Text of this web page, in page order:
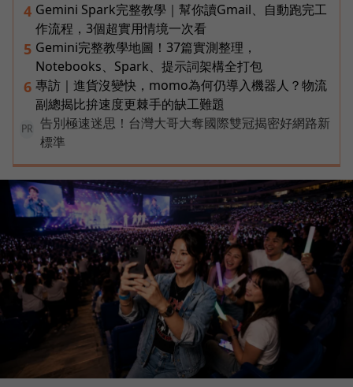
4 Gemini Spark完整教學｜幫你讀Gmail、自動跑完工
作流程，3個超實用情境一次看
5 Gemini完整教學地圖！37篇實測整理，
Notebooks、Spark、提示詞架構全打包
6 專訪｜進貨沒變快，momo為何仍導入機器人？物流
副總揭比拚速度更棘手的缺工難題
PR
告別極速迷思！台灣大哥大奪國際雙冠揭密好網路新
標準